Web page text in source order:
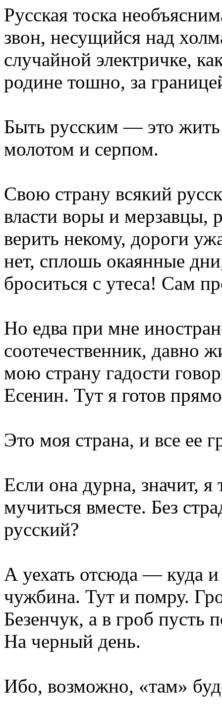
Русская тоска
звон, несущийся над
случайной электричке,
родине тошно, за
Быть русским — это
молотом и серпом.
Свою страну всякий
власти воры и мерзавцы,
верить некому, дороги
нет, сплошь окаянные
броситься с утеса! Сам
Но едва при мне
соотечественник, давно
мою страну гадости
Есенин. Тут я готов
Это моя страна, и все ее
Если она дурна, значит,
мучиться вместе. Без
русский?
А уехать отсюда — куда
чужбина. Тут и помру.
Безенчук, а в гроб пусть
На черный день.
Ибо, возможно, «там»